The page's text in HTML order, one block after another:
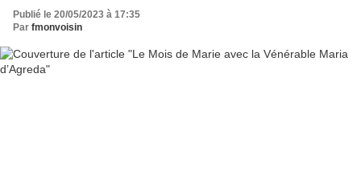
Publié le 20/05/2023 à 17:35
Par fmonvoisin